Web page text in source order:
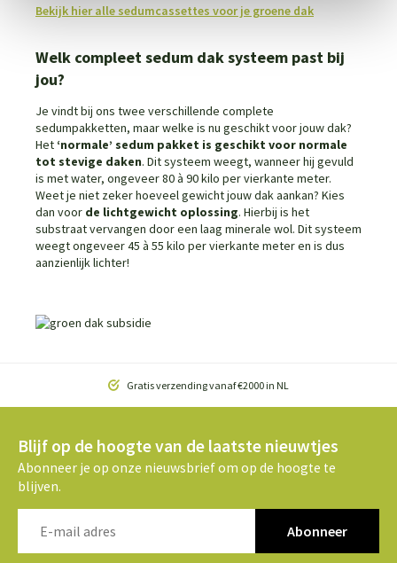
Bekijk hier alle sedumcassettes voor je groene dak
Welk compleet sedum dak systeem past bij
jou?
Je vindt bij ons twee verschillende complete
sedumpakketten, maar welke is nu geschikt voor jouw dak?
Het ‘normale’ sedum pakket is geschikt voor normale
tot stevige daken. Dit systeem weegt, wanneer hij gevuld
is met water, ongeveer 80 à 90 kilo per vierkante meter.
Weet je niet zeker hoeveel gewicht jouw dak aankan? Kies
dan voor de lichtgewicht oplossing. Hierbij is het
substraat vervangen door een laag minerale wol. Dit systeem
weegt ongeveer 45 à 55 kilo per vierkante meter en is dus
aanzienlijk lichter!
Gratis verzending vanaf €2000 in NL
Blijf op de hoogte van de laatste nieuwtjes
Abonneer je op onze nieuwsbrief om op de hoogte te
blijven.
Abonneer